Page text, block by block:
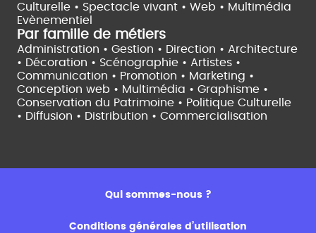
Culturelle • Spectacle vivant • Web • Multimédia
Evènementiel
Par famille de métiers
Administration • Gestion • Direction • Architecture
• Décoration • Scénographie • Artistes •
Communication • Promotion • Marketing •
Conception web • Multimédia • Graphisme •
Conservation du Patrimoine • Politique Culturelle
• Diffusion • Distribution • Commercialisation
Qui sommes-nous ?
Conditions générales d’utilisation